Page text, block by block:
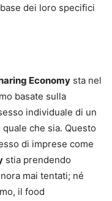
dei loro specifici
Economy sta nel
basate sulla
individuale di un
che sia. Questo
di imprese come
stia prendendo
mai tentati; né
il food